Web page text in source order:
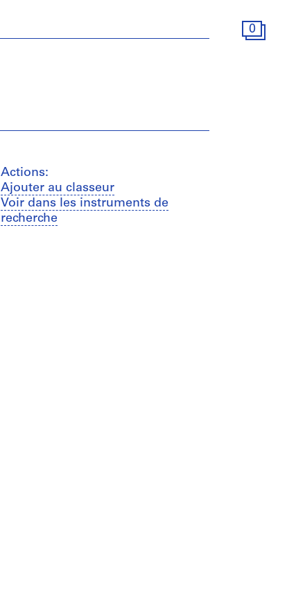
0
Actions:
Ajouter au classeur
Voir dans les instruments de
recherche